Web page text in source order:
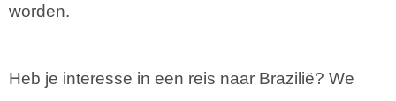
worden.
Heb je interesse in een reis naar Brazilië? We